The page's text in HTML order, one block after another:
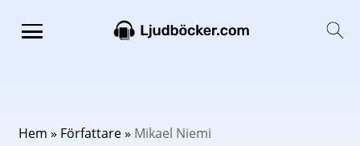
Hem » Författare» Mikael Niemi